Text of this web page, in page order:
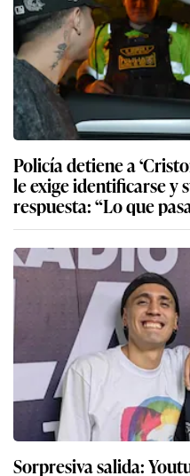
Policía detiene a
le exige identificarse y
respuesta: “Lo que
Sorpresiva salida: